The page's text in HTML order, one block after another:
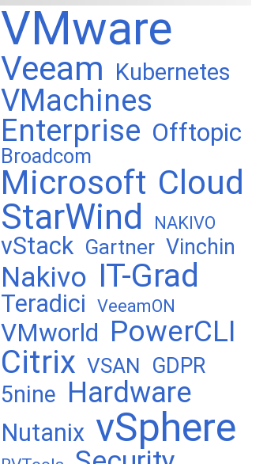
VMware
Veeam Kubernetes
VMachines
Enterprise Offtopic
Broadcom
Microsoft Cloud
StarWind NAKIVO
vStack Gartner Vinchin
Nakivo IT-Grad
Teradici VeeamON
VMworld PowerCLI
Citrix VSAN GDPR
5nine Hardware
Nutanix vSphere